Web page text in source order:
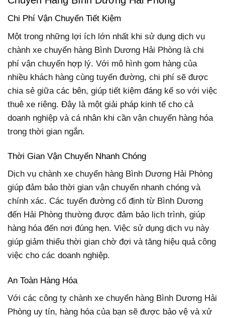
Chi Phí Vận Chuyển Tiết Kiệm
Một trong những lợi ích lớn nhất khi sử dụng dịch vụ
chành xe chuyển hàng Bình Dương Hải Phòng là chi
phí vận chuyển hợp lý. Với mô hình gom hàng của
nhiều khách hàng cùng tuyến đường, chi phí sẽ được
chia sẻ giữa các bên, giúp tiết kiệm đáng kể so với việc
thuê xe riêng. Đây là một giải pháp kinh tế cho cả
doanh nghiệp và cá nhân khi cần vận chuyển hàng hóa
trong thời gian ngắn.
Thời Gian Vận Chuyển Nhanh Chóng
Dịch vụ chành xe chuyển hàng Bình Dương Hải Phòng
giúp đảm bảo thời gian vận chuyển nhanh chóng và
chính xác. Các tuyến đường cố định từ Bình Dương
đến Hải Phòng thường được đảm bảo lịch trình, giúp
hàng hóa đến nơi đúng hẹn. Việc sử dụng dịch vụ này
giúp giảm thiểu thời gian chờ đợi và tăng hiệu quả công
việc cho các doanh nghiệp.
An Toàn Hàng Hóa
Với các công ty chành xe chuyển hàng Bình Dương Hải
Phòng uy tín, hàng hóa của bạn sẽ được bảo vệ và xử